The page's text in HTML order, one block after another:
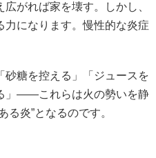
広がれば家を壊す。しかし、
になります。慢性的な炎症
砂糖を控える」「ジュースを
」――これらは火の勢いを静
る炎”となるのです。